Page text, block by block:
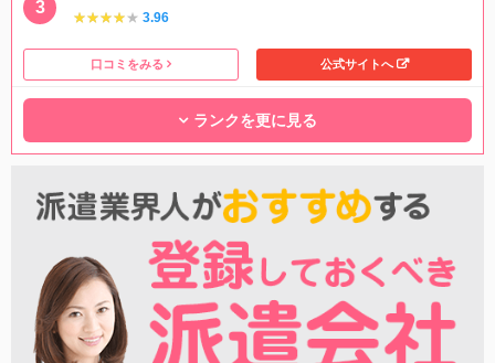
★★★★★
★★★★★ 3.96
口コミをみる 公式サイトへ
ランクを更に見る